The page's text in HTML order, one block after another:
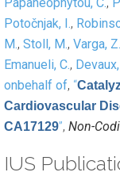
Potočnjak, I.,
M., Stoll, M., Varga, Z.
Emanueli, C., Devaux,
onbehalf of, “
Cardiovascular
CA17129”, Non-
IUS